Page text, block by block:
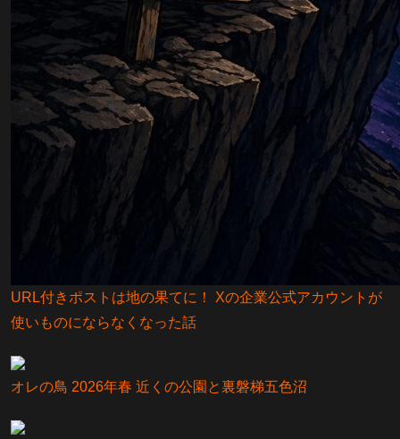
URL付きポストは地の果てに！ Xの企業公式アカウントが
使いものにならなくなった話
オレの鳥 2026年春 近くの公園と裏磐梯五色沼